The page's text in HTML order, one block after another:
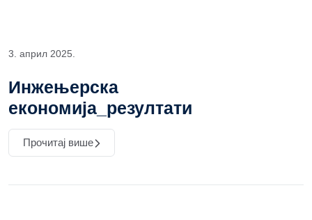
3. април 2025.
Инжењерска
економија_резултати
Прочитај више